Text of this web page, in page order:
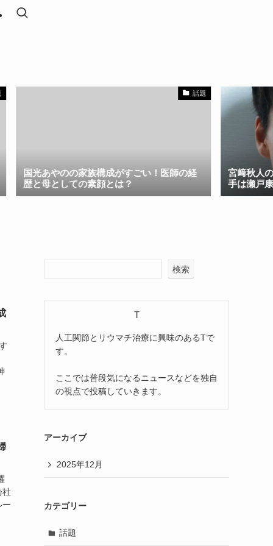
やのの家族構成がすごい！医師の経
としての素顔とは？
宮﨑秋人の学歴と経
手は瀬戸康史の妹だ
社
ー
検索
T
人工関節とリウマチ治療に興味のあるTで
す。
ここでは普段気になるニュースなどを独自
の視点で投稿していきます。
アーカイブ
2025年12月
カテゴリー
話題